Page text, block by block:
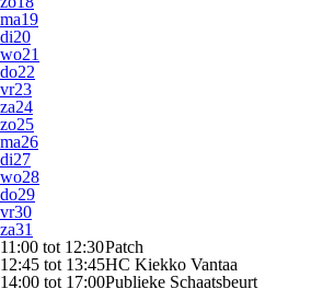
ma19
di20
wo21
do22
vr23
za24
zo25
ma26
di27
wo28
do29
vr30
za31
11:00 tot 12:30Patch
12:45 tot 13:45HC Kiekko Vantaa
14:00 tot 17:00Publieke Schaatsbeurt